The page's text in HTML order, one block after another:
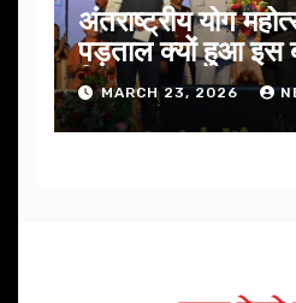
अंतराष्ट्रीय योग
पड़ताल क्यों हुआ इस
निखार
MARCH 23, 2026